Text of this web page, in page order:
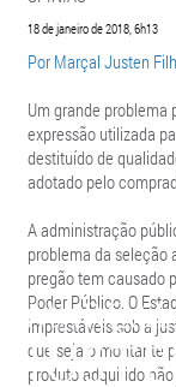
18 de janeiro de 2018, 6h13
PorMarçal Justen
Um grande problema
expressão utilizada
destituído de
adotado pelo
A administração
problema da seleção
pregão tem causado
Poder Público. O
imprestáveis sob a
que seja o montante
produto adquirido